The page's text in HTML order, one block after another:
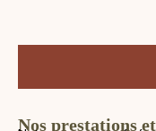
Nos prestations